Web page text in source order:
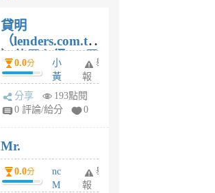
貸明
（lenders.com.tw
）使用心得 — 民
間貸款比較平台
體驗
0.0分
小
黃
蜂
1
舉
報
分享
193點閱
0 評論/給分
0
Mr.
0.0分
nc
M
舉
報